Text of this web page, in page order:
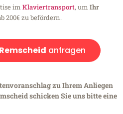
im Klaviertransport, um Ihr
200€ zu befördern.
anfragen
zu Ihrem Anliegen
schicken Sie uns bitte eine